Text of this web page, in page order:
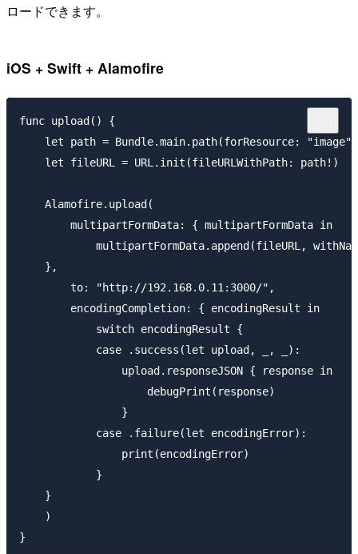
ロードできます。
iOS + Swift + Alamofire
func upload() {
let path = Bundle.main.path(forResource:
    let fileURL = URL.init(fileURLWithPath: path!)
    Alamofire.upload(
        multipartFormData: { multipartFormData in
multipartFormData.append(fileURL,
    },
        to: "http://192.168.0.11:3000/",
        encodingCompletion: { encodingResult in
            switch encodingResult {
            case .success(let upload, _, _):
                upload.responseJSON { response in
                    debugPrint(response)
                }
            case .failure(let encodingError):
                print(encodingError)
            }
    }
    )